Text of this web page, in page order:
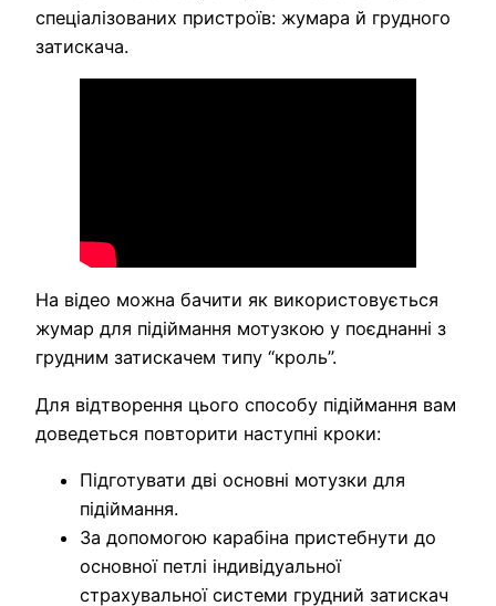
спеціалізованих пристроїв: жумара й грудного
затискача.
На відео можна бачити як використовується
жумар для підіймання мотузкою у поєднанні з
грудним затискачем типу “кроль”.
Для відтворення цього способу підіймання вам
доведеться повторити наступні кроки:
Підготувати дві основні мотузки для
підіймання.
За допомогою карабіна пристебнути до
основної петлі індивідуальної
страхувальної системи грудний затискач